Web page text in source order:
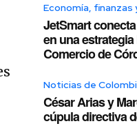
Economía, finanzas
JetSmart
en una
Comercio de
Noticias de
César Arias y
cúpula directiva